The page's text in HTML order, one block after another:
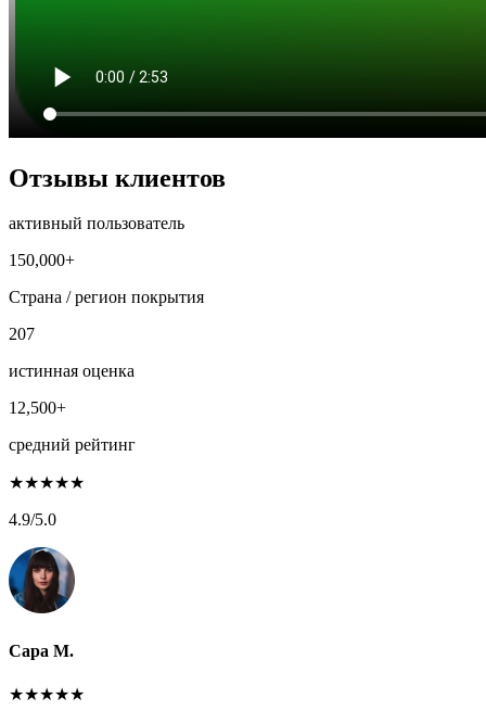
Отзывы клиентов
активный пользователь
150,000+
Страна / регион покрытия
207
истинная оценка
12,500+
средний рейтинг
★★★★★
4.9/5.0
Сара М.
★★★★★